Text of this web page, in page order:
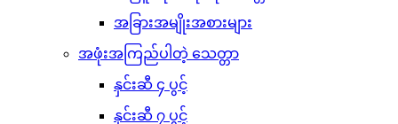
အခြားအမျိုးအစားများ
အဖုံးအကြည်ပါတဲ့ သေတ္တာ
နှင်းဆီ ၄ ပွင့်
နှင်းဆီ ၇ ပွင့်